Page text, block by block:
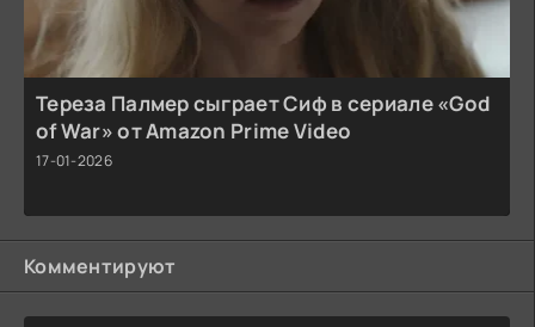
Тереза Палмер сыграет Сиф в сериале «God
of War» от Amazon Prime Video
17-01-2026
Комментируют